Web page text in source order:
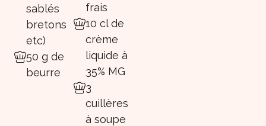
sablés
bretons
etc)
50 g de
beurre
frais
10 cl de
crème
liquide à
35% MG
3
cuillères
à soupe